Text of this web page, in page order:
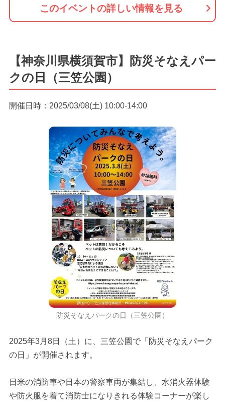
このイベントの詳しい情報を見る
【神奈川県横須賀市】防災そなえパー
クの日（三笠公園）
開催日時：2025/03/08(土) 10:00-14:00
防災そなえパークの日（三笠公園）
2025年3月8日（土）に、三笠公園で「防災そなえパーク
の日」が開催されます。
日米の消防車や日本の警察車両が集結し、水消火器体験
や防火服を着て消防士になりきれる体験コーナーが楽し